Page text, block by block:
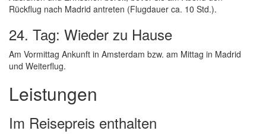
Rückflug nach Madrid antreten (Flugdauer ca. 10 Std.).
24. Tag: Wieder zu Hause
Am Vormittag Ankunft in Amsterdam bzw. am Mittag in Madrid
und Weiterflug.
Leistungen
Im Reisepreis enthalten